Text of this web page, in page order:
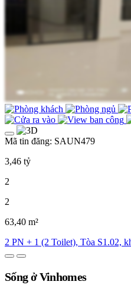
Mã tin đăng: SAUN479
3,46 tỷ
2
2
63,40 m²
2 PN + 1 (2 Toilet), Tòa S1.02,
Sống ở Vinhomes